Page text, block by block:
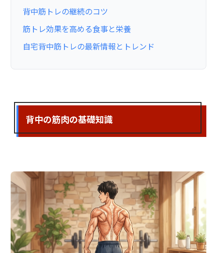
背中筋トレの継続のコツ
筋トレ効果を高める食事と栄養
自宅背中筋トレの最新情報とトレンド
背中の筋肉の基礎知識